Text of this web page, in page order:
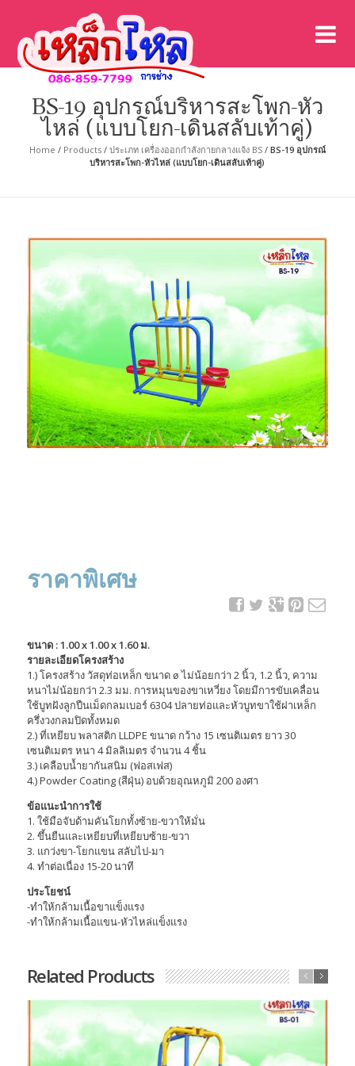
BS-19 อุปกรณ์บริหารสะโพก-หัว
ไหล่ (แบบโยก-เดินสลับเท้าคู่)
Home / Products/ ประเภท เครื่องออกกำลังกายกลางแจ้ง BS/ BS-19 อุปกรณ์
บริหารสะโพก-หัวไหล่ (แบบโยก-เดินสลับเท้าคู่)
ราคาพิเศษ
ขนาด : 1.00 x 1.00 x 1.60 ม.
รายละเอียดโครงสร้าง
1.) โครงสร้าง วัสดุท่อเหล็ก ขนาด ø ไม่น้อยกว่า 2 นิ้ว, 1.2 นิ้ว, ความ
หนาไม่น้อยกว่า 2.3 มม. การหมุนของขาเหวี่ยง โดยมีการขับเคลื่อน
ใช้บูทฝังลูกปืนเม็ดกลมเบอร์ 6304 ปลายท่อและหัวบูทขาใช้ฝาเหล็ก
ครึ่งวงกลมปิดทั้งหมด
2.) ที่เหยียบ พลาสติก LLDPE ขนาด กว้าง 15 เซนติเมตร ยาว 30
เซนติเมตร หนา 4 มิลลิเมตร จำนวน 4 ชิ้น
3.) เคลือบน้ำยากันสนิม (ฟอสเฟส)
4.) Powder Coating (สีฝุ่น) อบด้วยอุณหภูมิ 200 องศา
ข้อแนะนำการใช้
1. ใช้มือจับด้ามคันโยกทั้งซ้าย-ขวาให้มั่น
2. ขึ้นยืนและเหยียบที่เหยียบซ้าย-ขวา
3. แกว่งขา-โยกแขน สลับไป-มา
4. ทำต่อเนื่อง 15-20 นาที
ประโยชน์
-ทำให้กล้ามเนื้อขาแข็งแรง
-ทำให้กล้ามเนื้อแขน-หัวไหล่แข็งแรง
Related Products